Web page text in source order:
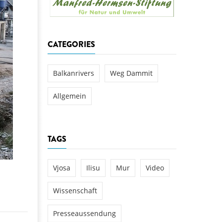
Ulog verursacht
DAMMIT
für den Kamp: Aus für
im Kamptal
CATEGORIES
Balkanrivers Weg Dammit
Allgemein
TAGS
Vjosa Ilisu Mur Video
Wissenschaft
Presseaussendung